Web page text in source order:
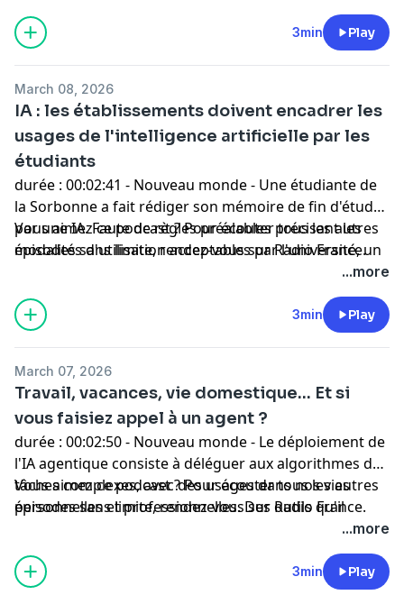
3min Play
March 08, 2026
IA : les établissements doivent encadrer les
usages de l'intelligence artificielle par les
étudiants
durée : 00:02:41 - Nouveau monde - Une étudiante de
la Sorbonne a fait rédiger son mémoire de fin d'étude
par une IA. Faute de règles préalables précisant les
modalités d'utilisation acceptables par l'université, un
Vous aimez ce podcast ? Pour écouter tous les autres
épisodes sans limite, rendez-vous surRadio France.
...more
3min Play
March 07, 2026
Travail, vacances, vie domestique… Et si
vous faisiez appel à un agent ?
durée : 00:02:50 - Nouveau monde - Le déploiement de
l'IA agentique consiste à déléguer aux algorithmes des
tâches complexes, avec des usages dans nos vies
personnelles et professionnelles. Des outils qu'il
convient d'apprendre à manier pour en tirer parti au
Vous aimez ce podcast ? Pour écouter tous les autres
épisodes sans limite, rendez-vous surRadio France.
...more
3min Play